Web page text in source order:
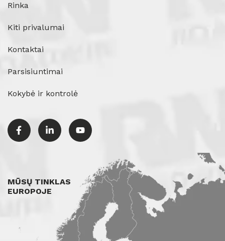
Rinka
Kiti privalumai
Kontaktai
Parsisiuntimai
Kokybė ir kontrolė
MŪSŲ TINKLAS
EUROPOJE